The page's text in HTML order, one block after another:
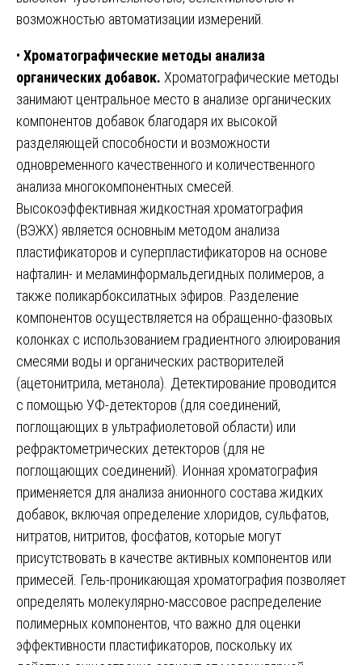
возможностью автоматизации измерений.
• Хроматографические методы анализа
органических добавок. Хроматографические методы
занимают центральное место в анализе органических
компонентов добавок благодаря их высокой
разделяющей способности и возможности
одновременного качественного и количественного
анализа многокомпонентных смесей.
Высокоэффективная жидкостная хроматография
(ВЭЖХ) является основным методом анализа
пластификаторов и суперпластификаторов на основе
нафталин- и меламинформальдегидных полимеров, а
также поликарбоксилатных эфиров. Разделение
компонентов осуществляется на обращенно-фазовых
колонках с использованием градиентного элюирования
смесями воды и органических растворителей
(ацетонитрила, метанола). Детектирование проводится
с помощью УФ-детекторов (для соединений,
поглощающих в ультрафиолетовой области) или
рефрактометрических детекторов (для не
поглощающих соединений). Ионная хроматография
применяется для анализа анионного состава жидких
добавок, включая определение хлоридов, сульфатов,
нитратов, нитритов, фосфатов, которые могут
присутствовать в качестве активных компонентов или
примесей. Гель-проникающая хроматография позволяет
определять молекулярно-массовое распределение
полимерных компонентов, что важно для оценки
эффективности пластификаторов, поскольку их